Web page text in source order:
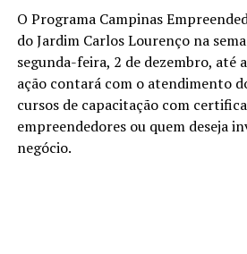
O Programa Campinas
do Jardim Carlos Lourenço na
segunda-feira, 2 de dezembro, até
ação contará com o atendimento
cursos de capacitação com
empreendedores ou quem deseja
negócio.